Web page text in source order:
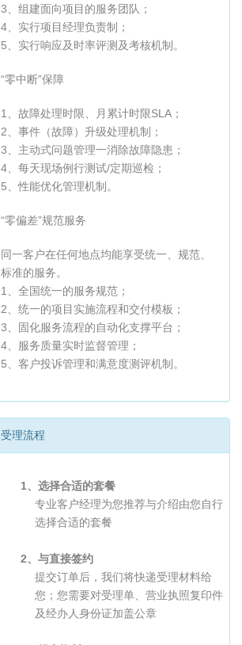
3、组建面向项目的服务团队；
4、实行项目经理负责制；
5、实行响应及时率评测及考核机制。
“零中断”保障
1、故障处理时限、月累计时限SLA；
2、事件（故障）升级处理机制；
3、主动式问题管理一消除故障隐患；
4、每天现场例行测试/定期巡检；
5、性能优化管理机制。
“零偏差”规范服务
同一客户在任何地点均能享受统一、规范、
标准的服务。
1、全国统一的服务规范；
2、统一的项目实施流程和交付模板；
3、固化服务流程的自动化支撑平台；
4、服务质量实时监督管理；
5、客户投诉管理和满意度测评机制。
受理流程
1、选择合适的套餐
专业客户经理为您推荐与介绍由您自行
选择合适的套餐
2、与直接签约
提交订单后，我们将快递受理材料给
您；您需要对受理单、营业执照复印件
及经办人身份证加盖公章